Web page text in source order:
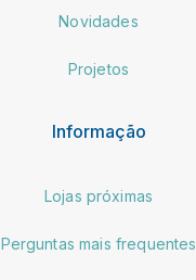
Novidades
Projetos
Informação
Lojas próximas
Perguntas mais frequentes